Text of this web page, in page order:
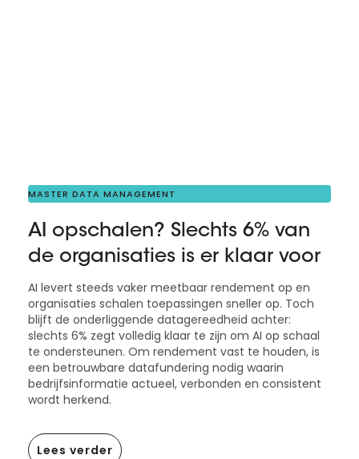
MASTER DATA MANAGEMENT
AI opschalen? Slechts 6% van
de organisaties is er klaar voor
AI levert steeds vaker meetbaar rendement op en
organisaties schalen toepassingen sneller op. Toch
blijft de onderliggende datagereedheid achter:
slechts 6% zegt volledig klaar te zijn om AI op schaal
te ondersteunen. Om rendement vast te houden, is
een betrouwbare datafundering nodig waarin
bedrijfsinformatie actueel, verbonden en consistent
wordt herkend.
Lees verder